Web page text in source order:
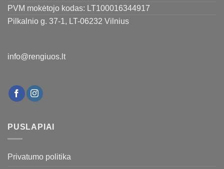
PVM mokėtojo kodas: LT100016344917
Pilkalnio g. 37-1, LT-06232 Vilnius
info@rengiuos.lt
PUSLAPIAI
Privatumo politika